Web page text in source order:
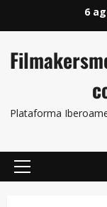
6
Plataforma